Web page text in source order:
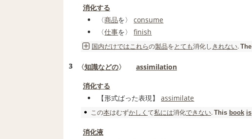
消化する
〈商品を〉consume
〈仕事を〉finish
国内だけではこれらの製品をとても消化し きれない. The
3 〈知識などの〉 assimilation
消化する
【形式ばった表現】
assimilate
この本はむずかしく て私には消化できない. This book is
消化液